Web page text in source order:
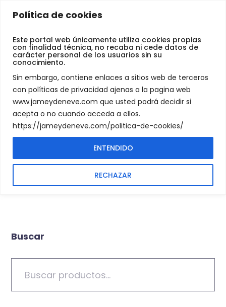
Política de cookies
Este portal web únicamente utiliza cookies propias
con finalidad técnica, no recaba ni cede datos de
carácter personal de los usuarios sin su
conocimiento.
Sin embargo, contiene enlaces a sitios web de terceros
con políticas de privacidad ajenas a la pagina web
www.jameydeneve.com que usted podrá decidir si
acepta o no cuando acceda a ellos.
https://jameydeneve.com/politica-de-cookies/
RECHAZAR
ENTENDIDO
Jamey
Neve trasero
No products were found matching your
Buscar